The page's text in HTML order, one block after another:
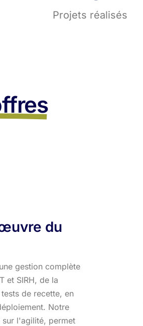
Projets réalisés
du
gestion complète
et SIRH, de la
de recette, en
Notre
l'agilité, permet